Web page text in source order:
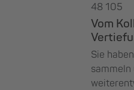
48 105
Vom
Sie
sammeln